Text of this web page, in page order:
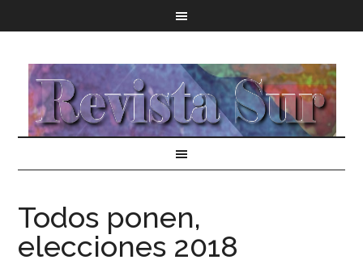
Todos ponen,
elecciones 2018